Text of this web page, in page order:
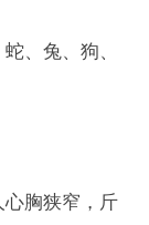
、兔、狗、
心胸狭窄，斤